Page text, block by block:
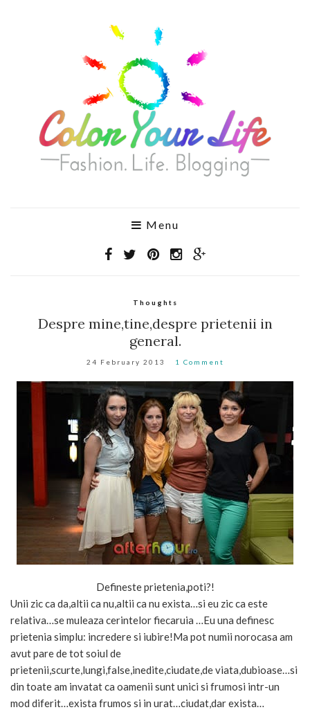
Menu
Thoughts
Despre mine,tine,despre prietenii in
general.
24 February 2013 1 Comment
Defineste prietenia,poti?!
Unii zic ca da,altii ca nu,altii ca nu exista…si eu zic ca este
relativa…se muleaza cerintelor fiecaruia …Eu una definesc
prietenia simplu: incredere si iubire!Ma pot numii norocasa am
avut pare de tot soiul de
prietenii,scurte,lungi,false,inedite,ciudate,de viata,dubioase…si
din toate am invatat ca oamenii sunt unici si frumosi intr-un
mod diferit…exista frumos si in urat…ciudat,dar exista…